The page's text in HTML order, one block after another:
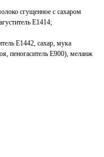
сгущенное с сахаром
Е1414;
Е1442, сахар, мука
пеногаситель Е900), меланж